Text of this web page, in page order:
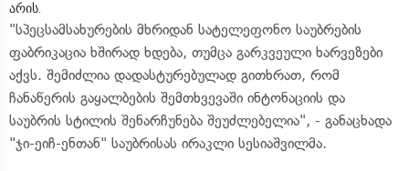
არის.
"სპეცსამსახურების მხრიდან სატელეფონო საუბრების
ფაბრიკაცია ხშირად ხდება, თუმცა გარკვეული ხარვეზები
აქვს. შემიძლია დადასტურებულად გითხრათ, რომ
ჩანაწერის გაყალბების შემთხვევაში ინტონაციის და
საუბრის სტილის შენარჩუნება შეუძლებელია", - განაცხადა
"ჯი-ეიჩ-ენთან" საუბრისას ირაკლი სესიაშვილმა.